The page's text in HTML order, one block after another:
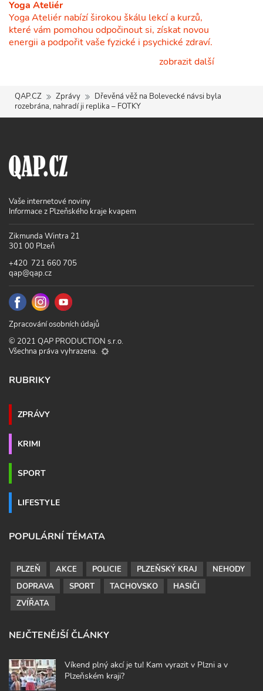
Yoga Ateliér
Yoga Ateliér nabízí širokou škálu lekcí a kurzů,
které vám pomohou odpočinout si, získat novou
energii a podpořit vaše fyzické i psychické zdraví.
zobrazit další
QAP.CZ Zprávy
Dřevěná věž na Bolevecké návsi byla
rozebrána, nahradí ji replika – FOTKY
Vaše internetové noviny
Informace z Plzeňského kraje kvapem
Zikmunda Wintra 21
301 00 Plzeň
+420 721 660 705
qap@qap.cz
Zpracování osobních údajů
© 2021 QAP PRODUCTION s.r.o.
Všechna práva vyhrazena.
RUBRIKY
ZPRÁVY
KRIMI
SPORT
LIFESTYLE
POPULÁRNÍ TÉMATA
PLZEŇ AKCE POLICIE PLZEŇSKÝ KRAJ
NEHODY
DOPRAVA
SPORT TACHOVSKO
HASIČI
ZVÍŘATA
NEJČTENĚJŠÍ ČLÁNKY
Víkend plný akcí je tu! Kam vyrazit v Plzni a v
Plzeňském kraji?